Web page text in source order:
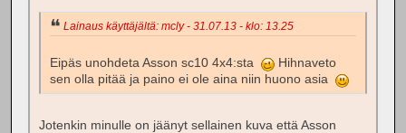
Lainaus käyttäjältä: mcly - 31.07.13 - klo: 13.25
Eipäs unohdeta Asson sc10 4x4:sta
Hihnaveto
sen olla pitää ja paino ei ole aina niin huono asia
Jotenkin minulle on jäänyt sellainen kuva että Asson